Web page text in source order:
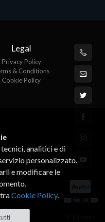
Legal
Privacy Policy
& Conditions
Cookie Policy
analitici e di
personalizzato.
e modificare le
Cookie Policy.